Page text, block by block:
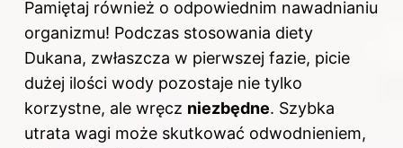
Pamiętaj również o odpowiednim nawadnianiu
organizmu! Podczas stosowania diety
Dukana, zwłaszcza w pierwszej fazie, picie
dużej ilości wody pozostaje nie tylko
korzystne, ale wręcz niezbędne. Szybka
utrata wagi może skutkować odwodnieniem,